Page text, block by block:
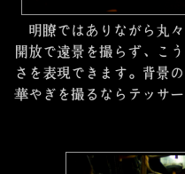
明瞭ではありながら丸々
開放で遠景を撮らず、こ
さを表現できます。背景
華やぎを撮るならテッサ